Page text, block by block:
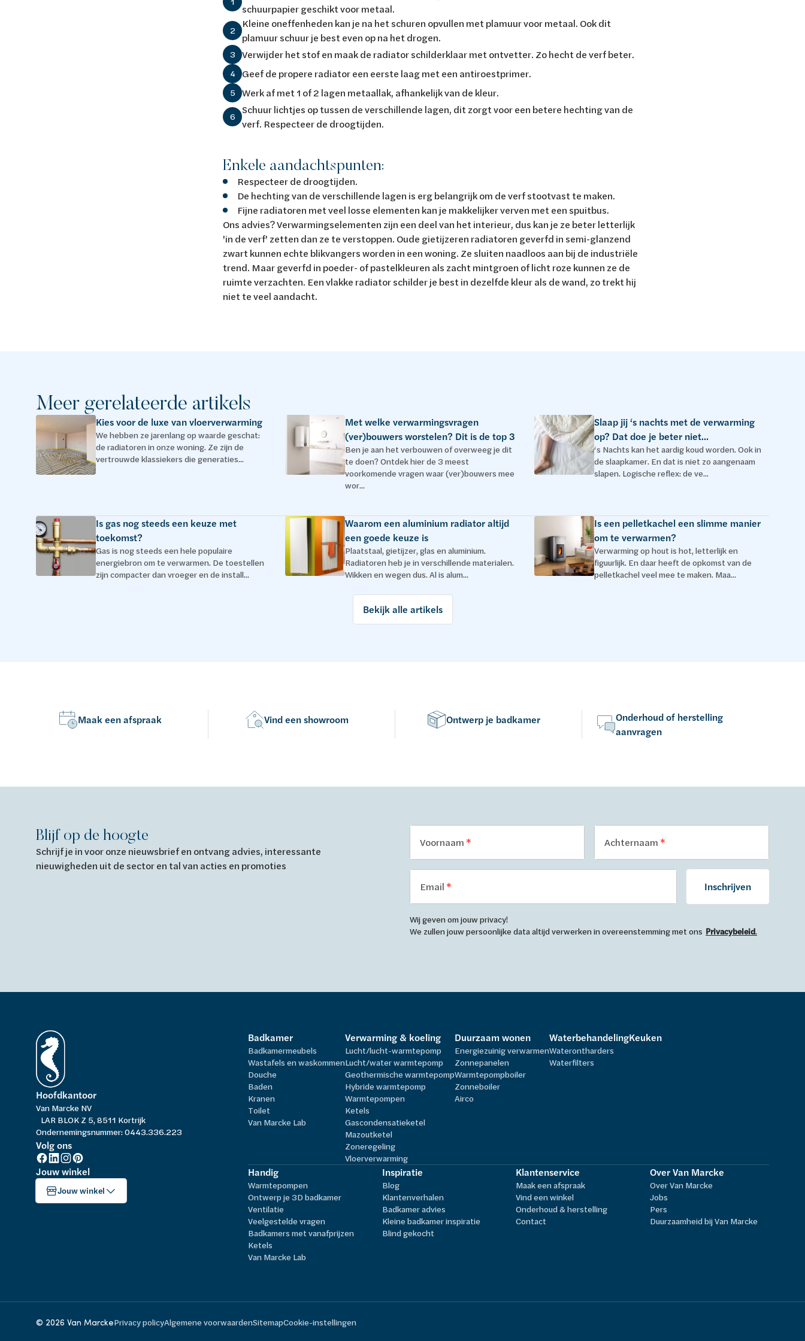
schuurpapier geschikt voor metaal.
2
Kleine oneffenheden kan je na het schuren opvullen met plamuur voor metaal. Ook dit
plamuur schuur je best even op na het drogen.
3 Verwijder het stof en maak de radiator schilderklaar met ontvetter. Zo hecht de verf beter.
4 Geef de propere radiator een eerste laag met een antiroestprimer.
5 Werk af met 1 of 2 lagen metaallak, afhankelijk van de kleur.
6
Schuur lichtjes op tussen de verschillende lagen, dit zorgt voor een betere hechting van de
verf. Respecteer de droogtijden.
Enkele aandachtspunten:
Respecteer de droogtijden.
De hechting van de verschillende lagen is erg belangrijk om de verf stootvast te maken.
Fijne radiatoren met veel losse elementen kan je makkelijker verven met een spuitbus.
Ons advies? Verwarmingselementen zijn een deel van het interieur, dus kan je ze beter letterlijk
'in de verf' zetten dan ze te verstoppen. Oude gietijzeren radiatoren geverfd in semi-glanzend
zwart kunnen echte blikvangers worden in een woning. Ze sluiten naadloos aan bij de industriële
trend. Maar geverfd in poeder- of pastelkleuren als zacht mintgroen of licht roze kunnen ze de
ruimte verzachten. Een vlakke radiator schilder je best in dezelfde kleur als de wand, zo trekt hij
niet te veel aandacht.
Meer gerelateerde artikels
Kies voor de luxe van vloerverwarming
We hebben ze jarenlang op waarde geschat:
de radiatoren in onze woning. Ze zijn de
vertrouwde klassiekers die generaties...
Met welke verwarmingsvragen
(ver)bouwers worstelen? Dit is de top 3
Ben je aan het verbouwen of overweeg je dit
te doen? Ontdek hier de 3 meest
voorkomende vragen waar (ver)bouwers mee
wor...
Slaap jij ‘s nachts met de verwarming
op? Dat doe je beter niet...
‘s Nachts kan het aardig koud worden. Ook in
de slaapkamer. En dat is niet zo aangenaam
slapen. Logische reflex: de ve...
Is gas nog steeds een keuze met
toekomst?
Gas is nog steeds een hele populaire
energiebron om te verwarmen. De toestellen
zijn compacter dan vroeger en de install...
Waarom een aluminium radiator altijd
een goede keuze is
Plaatstaal, gietijzer, glas en aluminium.
Radiatoren heb je in verschillende materialen.
Wikken en wegen dus. Al is alum...
Is een pelletkachel een slimme manier
om te verwarmen?
Verwarming op hout is hot, letterlijk en
figuurlijk. En daar heeft de opkomst van de
pelletkachel veel mee te maken. Maa...
Bekijk alle artikels
Maak een afspraak Vind een showroom Ontwerp je badkamer
Onderhoud of herstelling
aanvragen
Blijf op de hoogte
Schrijf je in voor onze nieuwsbrief en ontvang advies, interessante
nieuwigheden uit de sector en tal van acties en promoties
Voornaam Achternaam
Email Inschrijven
Wij geven om jouw privacy!
We zullen jouw persoonlijke data altijd verwerken in overeenstemming met ons Privacybeleid.
Hoofdkantoor
Van Marcke NV
LAR BLOK Z 5, 8511 Kortrijk
Ondernemingsnummer: 0443.336.223
Volg ons
Jouw winkel
Jouw winkel
Badkamer
Badkamermeubels
Wastafels en waskommen
Douche
Baden
Kranen
Toilet
Van Marcke Lab
Verwarming & koeling
Lucht/lucht-warmtepomp
Lucht/water warmtepomp
Geothermische warmtepomp
Hybride warmtepomp
Warmtepompen
Ketels
Gascondensatieketel
Mazoutketel
Zoneregeling
Vloerverwarming
Duurzaam wonen
Energiezuinig verwarmen
Zonnepanelen
Warmtepompboiler
Zonneboiler
Airco
Waterbehandeling
Waterontharders
Waterfilters
Keuken
Handig
Warmtepompen
Ontwerp je 3D badkamer
Ventilatie
Veelgestelde vragen
Badkamers met vanafprijzen
Ketels
Van Marcke Lab
Inspiratie
Blog
Klantenverhalen
Badkamer advies
Kleine badkamer inspiratie
Blind gekocht
Klantenservice
Maak een afspraak
Vind een winkel
Onderhoud & herstelling
Contact
Over Van Marcke
Over Van Marcke
Jobs
Pers
Duurzaamheid bij Van Marcke
© 2026 Van MarckePrivacy policyAlgemene voorwaardenSitemapCookie-instellingen